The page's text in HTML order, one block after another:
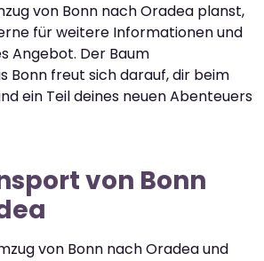
von Bonn nach Oradea planst,
für weitere Informationen und
Angebot. Der Baum
Bonn freut sich darauf, dir beim
ein Teil deines neuen Abenteuers
von Bonn
von Bonn nach Oradea und